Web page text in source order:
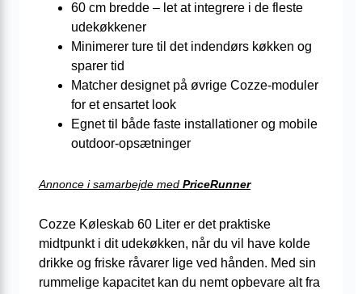
60 cm bredde – let at integrere i de fleste
udekøkkener
Minimerer ture til det indendørs køkken og
sparer tid
Matcher designet på øvrige Cozze-moduler
for et ensartet look
Egnet til både faste installationer og mobile
outdoor-opsætninger
Annonce i samarbejde med PriceRunner
Cozze Køleskab 60 Liter er det praktiske
midtpunkt i dit udekøkken, når du vil have kolde
drikke og friske råvarer lige ved hånden. Med sin
rummelige kapacitet kan du nemt opbevare alt fra